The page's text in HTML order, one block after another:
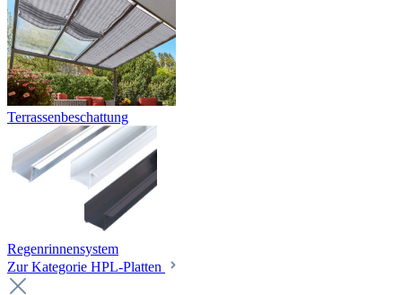
Terrassenbeschattung
Regenrinnensystem
Zur Kategorie HPL-Platten